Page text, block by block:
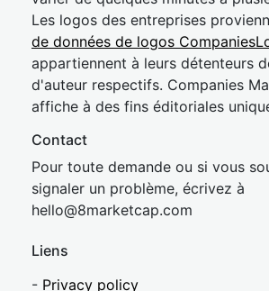
Les logos des entreprises
de données de logos
appartiennent à leurs détenteurs
d'auteur respectifs. Companies
affiche à des fins éditoriales
Contact
Pour toute demande ou si vous
signaler un problème, écrivez à
hello@8marketcap.com
Liens
- Privacy policy